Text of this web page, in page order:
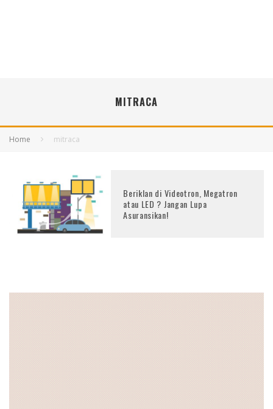
MITRACA
Home mitraca
Beriklan di Videotron, Megatron
atau LED ? Jangan Lupa
Asuransikan!